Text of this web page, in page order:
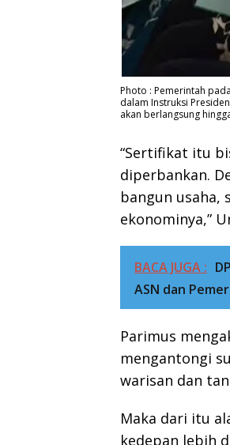
Photo : Pemerintah
dalam Instruksi
akan berlangsung
“Sertifikat itu
diperbankan.
bangun usaha,
ekonominya,”
BACA JUGA :
ASN dan
Parimus
mengantongi
warisan dan
Maka dari itu
kedepan lebih